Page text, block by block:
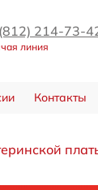
214-73-
линия
Контакты